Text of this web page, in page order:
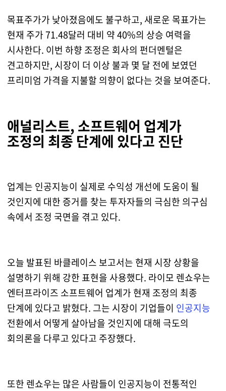
목표주가가 낮아졌음에도 불구하고, 새로운 목표가는
현재 주가 71.48달러 대비 약 40%의 상승 여력을
시사한다. 이번 하향 조정은 회사의 펀더멘털은
견고하지만, 시장이 더 이상 불과 몇 달 전에 보였던
프리미엄 가격을 지불할 의향이 없다는 것을 보여준다.
애널리스트, 소프트웨어 업계가
조정의 최종 단계에 있다고 진단
업계는 인공지능이 실제로 수익성 개선에 도움이 될
것인지에 대한 증거를 찾는 투자자들의 극심한 의구심
속에서 조정 국면을 겪고 있다.
오늘 발표된 바클레이스 보고서는 현재 시장 상황을
설명하기 위해 강한 표현을 사용했다. 라이모 렌쇼우는
엔터프라이즈 소프트웨어 업계가 현재 조정의 최종
단계에 있다고 밝혔다. 그는 시장이 기업들이 인공지능
전환에서 어떻게 살아남을 것인지에 대해 극도의
회의론을 다루고 있다고 주장했다.
또한 렌쇼우는 많은 사람들이 인공지능이 전통적인